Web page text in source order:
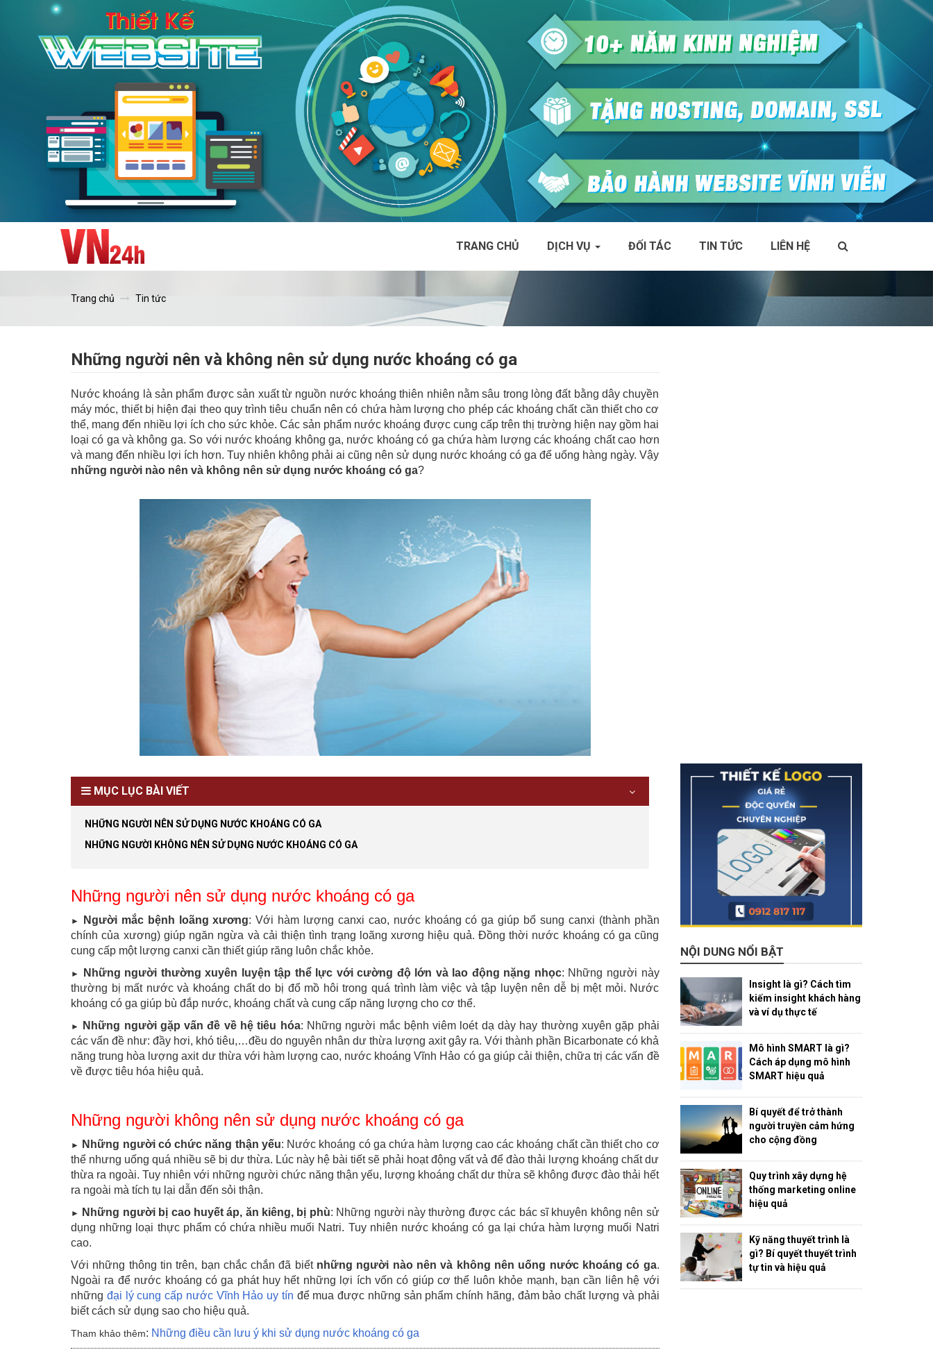
TRANG CHỦ DỊCH VỤ ĐỐI TÁC TIN TỨC LIÊN HỆ
Trang chủ Tin tức
Những người nên và không nên sử dụng nước khoáng có ga
Nước khoáng là sản phẩm được sản xuất từ nguồn nước khoáng thiên nhiên nằm sâu trong lòng đất bằng dây chuyền
máy móc, thiết bị hiện đại theo quy trình tiêu chuẩn nên có chứa hàm lượng cho phép các khoáng chất cần thiết cho cơ
thể, mang đến nhiều lợi ích cho sức khỏe. Các sản phẩm nước khoáng được cung cấp trên thị trường hiện nay gồm hai
loại có ga và không ga. So với nước khoáng không ga, nước khoáng có ga chứa hàm lượng các khoáng chất cao hơn
và mang đến nhiều lợi ích hơn. Tuy nhiên không phải ai cũng nên sử dụng nước khoáng có ga để uống hàng ngày. Vậy
những người nào nên và không nên sử dụng nước khoáng có ga?
MỤC LỤC BÀI VIẾT
NHỮNG NGƯỜI NÊN SỬ DỤNG NƯỚC KHOÁNG CÓ GA
NHỮNG NGƯỜI KHÔNG NÊN SỬ DỤNG NƯỚC KHOÁNG CÓ GA
Những người nên sử dụng nước khoáng có ga
► Người mắc bệnh loãng xương: Với hàm lượng canxi cao, nước khoáng có ga giúp bổ sung canxi (thành phần
chính của xương) giúp ngăn ngừa và cải thiện tình trạng loãng xương hiệu quả. Đồng thời nước khoáng có ga cũng
cung cấp một lượng canxi cần thiết giúp răng luôn chắc khỏe.
► Những người thường xuyên luyện tập thể lực với cường độ lớn và lao động nặng nhọc: Những người này
thường bị mất nước và khoáng chất do bị đổ mồ hôi trong quá trình làm việc và tập luyện nên dễ bị mệt mỏi. Nước
khoáng có ga giúp bù đắp nước, khoáng chất và cung cấp năng lượng cho cơ thể.
► Những người gặp vấn đề về hệ tiêu hóa: Những người mắc bệnh viêm loét dạ dày hay thường xuyên gặp phải
các vấn đề như: đầy hơi, khó tiêu,…đều do nguyên nhân dư thừa lượng axit gây ra. Với thành phần Bicarbonate có khả
năng trung hòa lượng axit dư thừa với hàm lượng cao, nước khoáng Vĩnh Hảo có ga giúp cải thiện, chữa trị các vấn đề
về được tiêu hóa hiệu quả.
Những người không nên sử dụng nước khoáng có ga
► Những người có chức năng thận yếu: Nước khoáng có ga chứa hàm lượng cao các khoáng chất cần thiết cho cơ
thể nhưng uống quá nhiều sẽ bị dư thừa. Lúc này hệ bài tiết sẽ phải hoạt động vất vả để đào thải lượng khoáng chất dư
thừa ra ngoài. Tuy nhiên với những người chức năng thận yếu, lượng khoáng chất dư thừa sẽ không được đào thải hết
ra ngoài mà tích tụ lại dẫn đến sỏi thận.
► Những người bị cao huyết áp, ăn kiêng, bị phù: Những người này thường được các bác sĩ khuyên không nên sử
dụng những loại thực phẩm có chứa nhiều muối Natri. Tuy nhiên nước khoáng có ga lại chứa hàm lượng muối Natri
cao.
Với những thông tin trên, bạn chắc chắn đã biết những người nào nên và không nên uống nước khoáng có ga.
Ngoài ra để nước khoáng có ga phát huy hết những lợi ích vốn có giúp cơ thể luôn khỏe mạnh, bạn cần liên hệ với
những đại lý cung cấp nước Vĩnh Hảo uy tín để mua được những sản phẩm chính hãng, đảm bảo chất lượng và phải
biết cách sử dụng sao cho hiệu quả.
Tham khảo thêm: Những điều cần lưu ý khi sử dụng nước khoáng có ga
NỘI DUNG NỔI BẬT
Insight là gì? Cách tìm
kiếm insight khách hàng
và ví dụ thực tế
Mô hình SMART là gì?
Cách áp dụng mô hình
SMART hiệu quả
Bí quyết để trở thành
người truyền cảm hứng
cho cộng đồng
Quy trình xây dựng hệ
thống marketing online
hiệu quả
Kỹ năng thuyết trình là
gì? Bí quyết thuyết trình
tự tin và hiệu quả